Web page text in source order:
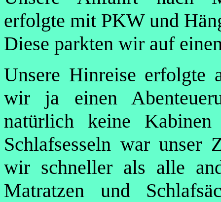
erfolgte mit PKW und
Diese parkten wir auf
Unsere Hinreise erfolgte
wir ja einen
natürlich keine
Schlafsesseln war
wir schneller als alle
Matratzen und